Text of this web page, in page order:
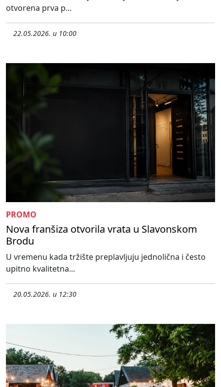
otvorena prva p...
22.05.2026. u 10:00
PROMO
Nova franšiza otvorila vrata u Slavonskom
Brodu
U vremenu kada tržište preplavljuju jednolična i često
upitno kvalitetna...
20.05.2026. u 12:30